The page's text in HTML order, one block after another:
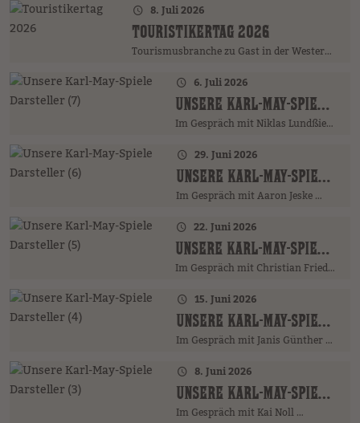
8. Juli 2026
TOURISTIKERTAG 2026
Tourismusbranche zu Gast in der Westernstadt
6. Juli 2026
UNSERE KARL-MAY-SPIELE DARSTELLER (7)
Im Gespräch mit Niklas Lundßien …
29. Juni 2026
UNSERE KARL-MAY-SPIELE DARSTELLER (6)
Im Gespräch mit Aaron Jeske …
22. Juni 2026
UNSERE KARL-MAY-SPIELE DARSTELLER (5)
Im Gespräch mit Christian Friedrich …
15. Juni 2026
UNSERE KARL-MAY-SPIELE DARSTELLER (4)
Im Gespräch mit Janis Günther …
8. Juni 2026
UNSERE KARL-MAY-SPIELE DARSTELLER (3)
Im Gespräch mit Kai Noll …